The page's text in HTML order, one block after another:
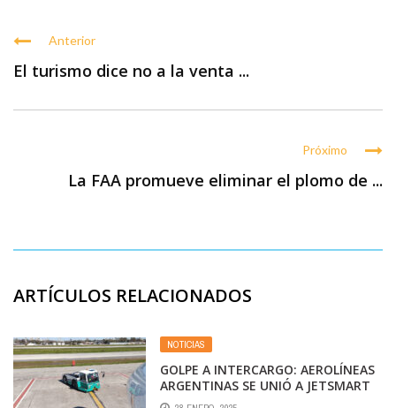
Anterior
El turismo dice no a la venta ...
Próximo
La FAA promueve eliminar el plomo de ...
ARTÍCULOS RELACIONADOS
NOTICIAS
GOLPE A INTERCARGO: AEROLÍNEAS
ARGENTINAS SE UNIÓ A JETSMART